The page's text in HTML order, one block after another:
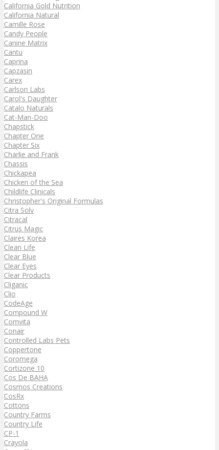
California Gold Nutrition
California Natural
Camille Rose
Candy People
Canine Matrix
Cantu
Caprina
Capzasin
Carex
Carlson Labs
Carol's Daughter
Catalo Naturals
Cat-Man-Doo
Chapstick
Chapter One
Chapter Six
Charlie and Frank
Chassis
Chickapea
Chicken of the Sea
Childlife Clinicals
Christopher's Original Formulas
Citra Solv
Citracal
Citrus Magic
Claires Korea
Clean Life
Clear Blue
Clear Eyes
Clear Products
Cliganic
Clio
CodeAge
Compound W
Comvita
Conair
Controlled Labs Pets
Coppertone
Coromega
Cortizone 10
Cos De BAHA
Cosmos Creations
CosRx
Cottons
Country Farms
Country Life
CP-1
Crayola